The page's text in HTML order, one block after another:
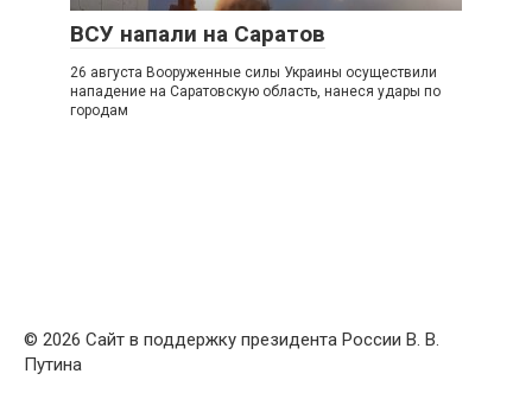
ВСУ напали на Саратов
26 августа Вооруженные силы Украины осуществили
нападение на Саратовскую область, нанеся удары по
городам
© 2026 Сайт в поддержку президента России В. В.
Путина